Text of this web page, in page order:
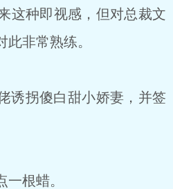
这种即视感，但对总裁文
非常熟练。
拐傻白甜小娇妻，并签
根蜡。